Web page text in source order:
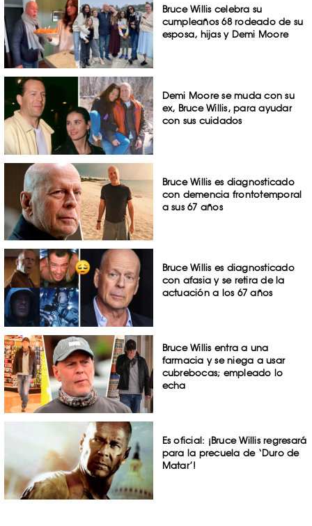
Bruce Willis celebra su
cumpleaños 68 rodeado de su
esposa, hijas y Demi Moore
Demi Moore se muda con su
ex, Bruce Willis, para ayudar
con sus cuidados
Bruce Willis es diagnosticado
con demencia frontotemporal
a sus 67 años
Bruce Willis es diagnosticado
con afasia y se retira de la
actuación a los 67 años
Bruce Willis entra a una
farmacia y se niega a usar
cubrebocas; empleado lo
echa
Es oficial: ¡Bruce Willis regresará
para la precuela de ‘Duro de
Matar’!